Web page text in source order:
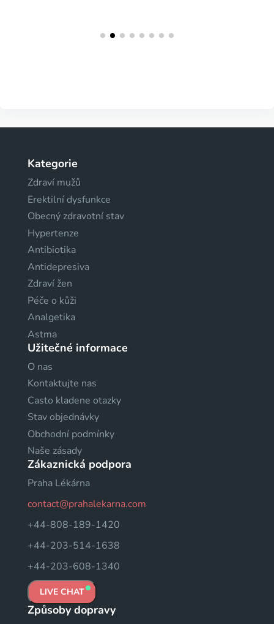
Kategorie
Zdraví mužů
Erektilní dysfunkce
Obecný zdravotní stav
Hypertenze
Antibiotika
Antidepresiva
Zdraví žen
Péče o kůži
Analgetika
Astma
Užitečné informace
O nas
Kontaktujte nas
Casto kladene otazky
Stav objednávky
Obchodní podmínky
Naše zásady
Zákaznická podpora
Praha Lékárna
contact@prahalekarna.com
+44-808-189-1420
+44-203-514-1638
+44-203-608-1340
LIVE CHAT
Způsoby dopravy